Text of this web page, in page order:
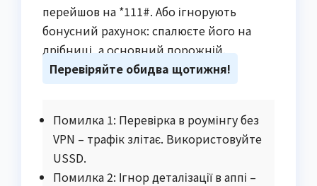
перейшов на *111#. Або ігнорують
бонусний рахунок: спалюєте його на
дрібниці, а основний порожній.
Перевіряйте обидва щотижня!
Помилка 1: Перевірка в роумінгу без
VPN – трафік злітає. Використовуйте
USSD.
Помилка 2: Ігнор деталізації в аппі –